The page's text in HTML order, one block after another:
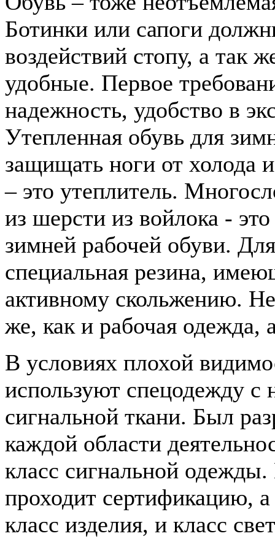
Ботинки или сапоги
воздействий стопу, а так
удобные. Первое
надежность, удобство в
Утепленная обувь для
защищать ноги от холода
– это утеплитель.
из шерсти из войлока -
зимней рабочей обуви.
специальная резина,
активному скольжению.
же, как и рабочая одежда,
В условиях плохой
используют спецодежду
сигнальной ткани. Был
каждой области
класс сигнальной
проходит сертификацию,
класс изделия, и класс